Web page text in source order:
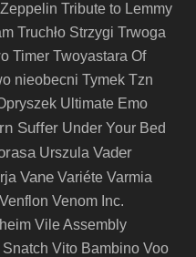
Tribute to Lemmy
Truchło Strzygi Trwoga
Timer Twoyastara Of
nieobecni Tymek Tzn
Ultimate Emo
Suffer Under Your Bed
Urszula Vader
Vane Variéte Varmia
Venflon Venom Inc.
Vile Assembly
Vito Bambino Voo